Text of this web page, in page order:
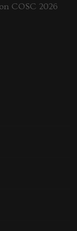
COSC 2026